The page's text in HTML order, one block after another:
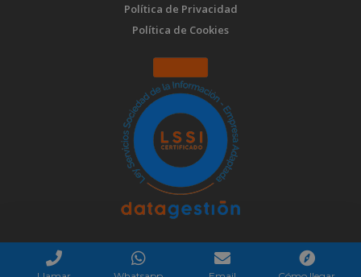
Política de Privacidad
Política de Cookies